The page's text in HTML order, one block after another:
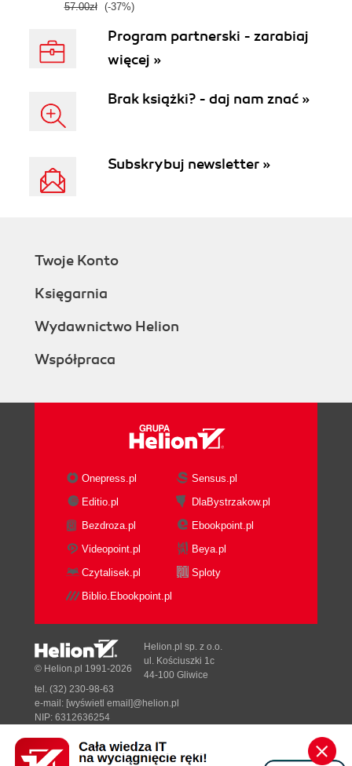
57.00zł (-37%)
Program partnerski - zarabiaj
więcej »
Brak książki? - daj nam znać »
Subskrybuj newsletter »
Twoje Konto
Księgarnia
Wydawnictwo Helion
Współpraca
Onepress.pl
Sensus.pl
Editio.pl
DlaBystrzakow.pl
Bezdroza.pl
Ebookpoint.pl
Videopoint.pl
Beya.pl
Czytalisek.pl
Sploty
Biblio.Ebookpoint.pl
Designed with ♥ byTonik.pl
© Helion.pl 1991-2026
Helion.pl sp. z o.o.
ul. Kościuszki 1c
44-100 Gliwice
tel. (32) 230-98-63
e-mail: [wyświetl email]@helion.pl
NIP: 6312636254